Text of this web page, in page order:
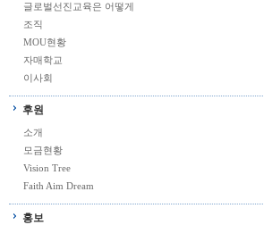
글로벌선진교육은 어떻게
조직
MOU현황
자매학교
이사회
후원
소개
모금현황
Vision Tree
Faith Aim Dream
홍보